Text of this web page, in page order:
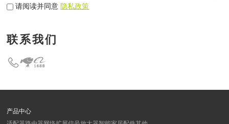
请阅读并同意隐私政策
联系我们
产品中心